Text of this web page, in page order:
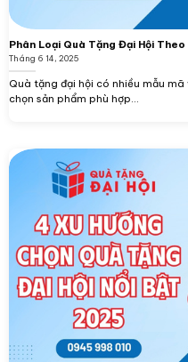
Phân Loại Quà Tặng Đại Hội
Tháng 6 14, 2025
Quà tặng đại hội có nhiều mẫu
chọn sản phẩm phù hợp...